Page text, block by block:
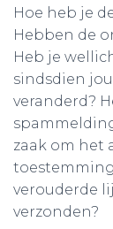
Hoe heb je
Hebben de
Heb je
sindsdien
veranderd?
zaak om het
verouderde
verzonden?